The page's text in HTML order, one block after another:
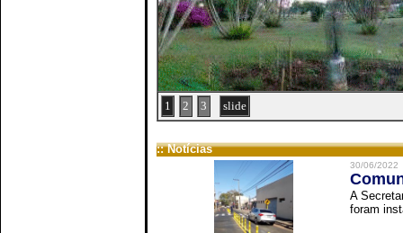
1 2 3 slide
:: Notícias
30/06/2022
A
foram